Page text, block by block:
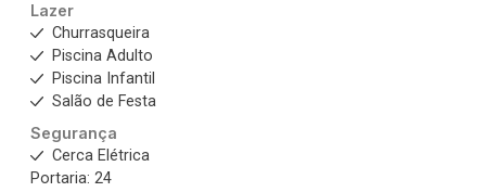
Lazer
Churrasqueira
Piscina Adulto
Piscina Infantil
Salão de Festa
Segurança
Cerca Elétrica
Portaria: 24